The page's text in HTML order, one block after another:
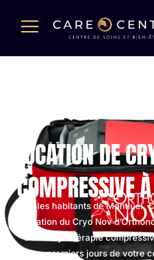
LOCATION DE
COMPRESSIVE
Pour les habitants de Montluel,
location du Cryo Nov
d’une cryothérapie
premiers jours de votre